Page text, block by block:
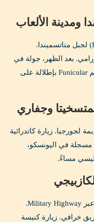
ومدينة الألعاب
صباحاً، ركوب القطار الجبلي (Funicular) لجبل متاتسميندا.
بعد الظهر، جولة في
حدائق تبليسي النباتية. العشاء في مطعم Funicular بإطلالة على
وجفاري
لجورجيا. زيارة كاتدرائية
في اليونسكو،
مساءً.
رحلة يوم طويلة بالسيارة إلى كازبيجي عبر Military Highway.
خرافي. زيارة كنيسة